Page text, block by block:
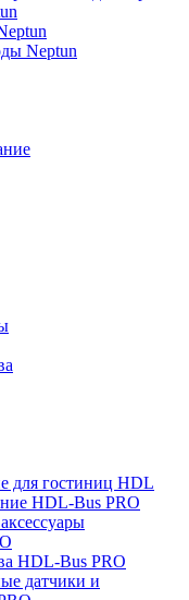
Neptun
для гостиниц HDL
HDL-Bus PRO
HDL-Bus PRO
датчики и